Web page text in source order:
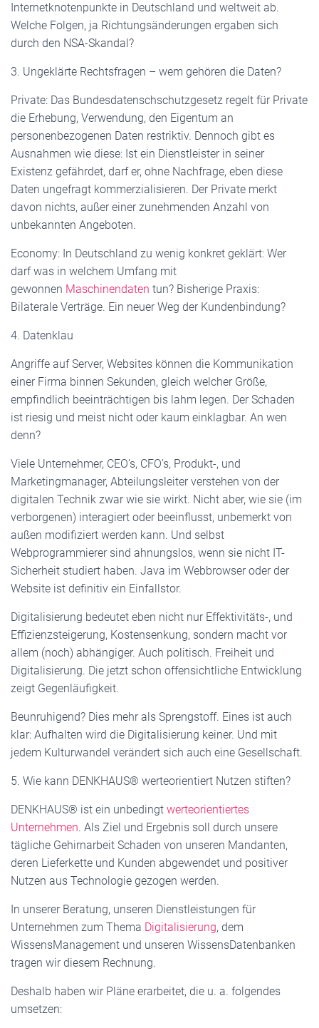
Internetknotenpunkte in Deutschland und weltweit ab.
Welche Folgen, ja Richtungsänderungen ergaben sich
durch den NSA-Skandal?
3. Ungeklärte Rechtsfragen – wem gehören die Daten?
Private: Das Bundesdatenschschutzgesetz regelt für Private
die Erhebung, Verwendung, den Eigentum an
personenbezogenen Daten restriktiv. Dennoch gibt es
Ausnahmen wie diese: Ist ein Dienstleister in seiner
Existenz gefährdet, darf er, ohne Nachfrage, eben diese
Daten ungefragt kommerzialisieren. Der Private merkt
davon nichts, außer einer zunehmenden Anzahl von
unbekannten Angeboten.
Economy: In Deutschland zu wenig konkret geklärt: Wer
darf was in welchem Umfang mit
gewonnen Maschinendaten tun? Bisherige Praxis:
Bilaterale Verträge. Ein neuer Weg der Kundenbindung?
4. Datenklau
Angriffe auf Server, Websites können die Kommunikation
einer Firma binnen Sekunden, gleich welcher Größe,
empfindlich beeinträchtigen bis lahm legen. Der Schaden
ist riesig und meist nicht oder kaum einklagbar. An wen
denn?
Viele Unternehmer, CEO’s, CFO’s, Produkt-, und
Marketingmanager, Abteilungsleiter verstehen von der
digitalen Technik zwar wie sie wirkt. Nicht aber, wie sie (im
verborgenen) interagiert oder beeinflusst, unbemerkt von
außen modifiziert werden kann. Und selbst
Webprogrammierer sind ahnungslos, wenn sie nicht IT-
Sicherheit studiert haben. Java im Webbrowser oder der
Website ist definitiv ein Einfallstor.
Digitalisierung bedeutet eben nicht nur Effektivitäts-, und
Effizienzsteigerung, Kostensenkung, sondern macht vor
allem (noch) abhängiger. Auch politisch. Freiheit und
Digitalisierung. Die jetzt schon offensichtliche Entwicklung
zeigt Gegenläufigkeit.
Beunruhigend? Dies mehr als Sprengstoff. Eines ist auch
klar: Aufhalten wird die Digitalisierung keiner. Und mit
jedem Kulturwandel verändert sich auch eine Gesellschaft.
5. Wie kann DENKHAUS® werteorientiert Nutzen stiften?
DENKHAUS® ist ein unbedingt werteorientiertes
Unternehmen. Als Ziel und Ergebnis soll durch unsere
tägliche Gehirnarbeit Schaden von unseren Mandanten,
deren Lieferkette und Kunden abgewendet und positiver
Nutzen aus Technologie gezogen werden.
In unserer Beratung, unseren Dienstleistungen für
Unternehmen zum Thema Digitalisierung, dem
WissensManagement und unseren WissensDatenbanken
tragen wir diesem Rechnung.
Deshalb haben wir Pläne erarbeitet, die u. a. folgendes
umsetzen: